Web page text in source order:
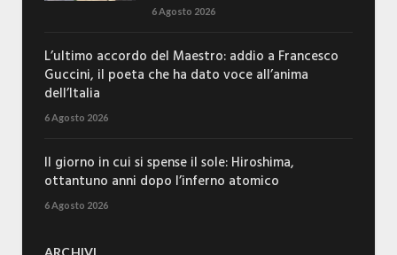
6 Agosto 2026
L’ultimo accordo del Maestro: addio a Francesco
Guccini, il poeta che ha dato voce all’anima
dell’Italia
6 Agosto 2026
Il giorno in cui si spense il sole: Hiroshima,
ottantuno anni dopo l’inferno atomico
6 Agosto 2026